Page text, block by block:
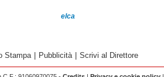
elca
Stampa Pubblicità Scrivi al Direttore